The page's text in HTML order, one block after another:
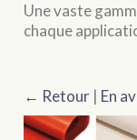
Une vaste
chaque
← Retour | En